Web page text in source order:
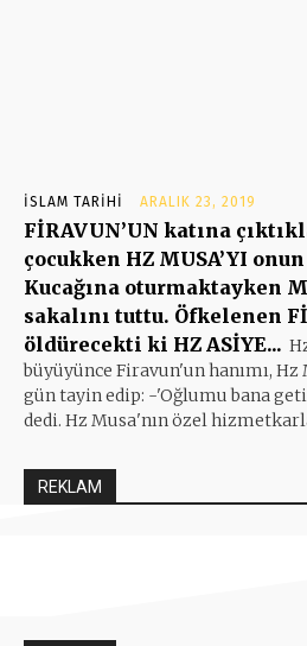
İSLAM TARIHI ARALIK 23, 2019
FİRAVUN’UN katına
çocukken HZ MUSA’YI
Kucağına oturmaktayken
sakalını tuttu. Öfkelenen
öldürecekti ki HZ ASİYE...
büyüyünce Firavun'un hanımı,
gün tayin edip: -'Oğlumu bana
dedi. Hz Musa'nın özel
REKLAM